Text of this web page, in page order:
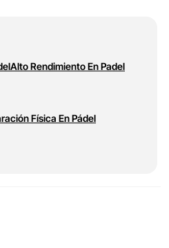
Alto Rendimiento En Padel
Física En Pádel